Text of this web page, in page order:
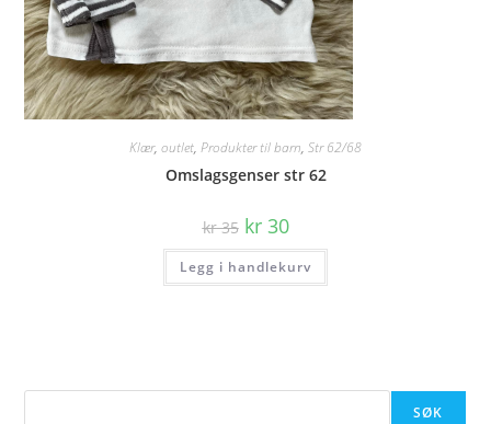
Klær, outlet, Produkter til barn, Str 62/68
Omslagsgenser str 62
kr35 Opprinnelig
pris
var:
kr 35.
kr30Nåværende
pris
er:
kr 30.
Legg i handlekurv
SØK